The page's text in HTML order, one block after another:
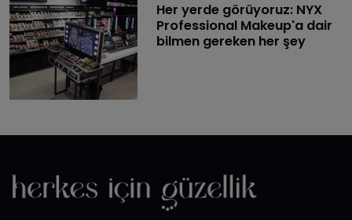
Her yerde görüyoruz: NYX
Professional Makeup'a dair
bilmen gereken her şey